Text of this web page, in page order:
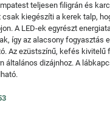
teljesen filigrán és
csak kiegészíti a kerek talp,
A LED-ek egyrészt
így az alacsony fogyasztás
Az ezüstszínű, kefés kivitelű
általános dizájnhoz. A